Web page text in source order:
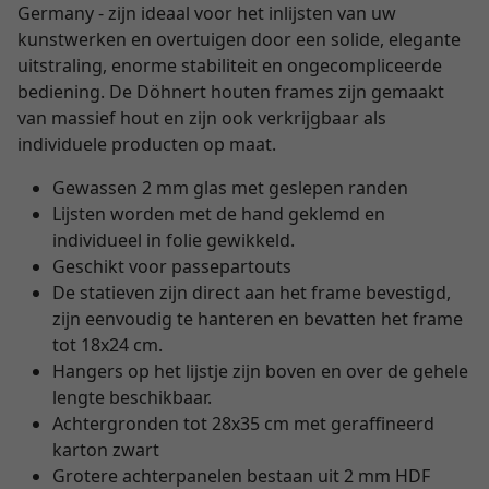
Germany - zijn ideaal voor het inlijsten van uw
kunstwerken en overtuigen door een solide, elegante
uitstraling, enorme stabiliteit en ongecompliceerde
bediening. De Döhnert houten frames zijn gemaakt
van massief hout en zijn ook verkrijgbaar als
individuele producten op maat.
Gewassen 2 mm glas met geslepen randen
Lijsten worden met de hand geklemd en
individueel in folie gewikkeld.
Geschikt voor passepartouts
De statieven zijn direct aan het frame bevestigd,
zijn eenvoudig te hanteren en bevatten het frame
tot 18x24 cm.
Hangers op het lijstje zijn boven en over de gehele
lengte beschikbaar.
Achtergronden tot 28x35 cm met geraffineerd
karton zwart
Grotere achterpanelen bestaan uit 2 mm HDF